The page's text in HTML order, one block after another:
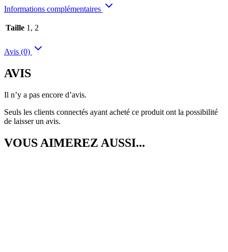
Informations complémentaires
Taille 1, 2
Avis (0)
AVIS
Il n’y a pas encore d’avis.
Seuls les clients connectés ayant acheté ce produit ont la possibilité
de laisser un avis.
VOUS AIMEREZ AUSSI...